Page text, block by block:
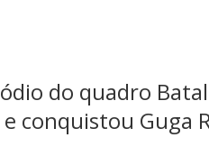
do quadro
conquistou Guga